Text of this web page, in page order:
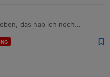
das hab ich noch
im Datenpunkt-Pfad ist
schlicht nicht.
noch mein "undefined".